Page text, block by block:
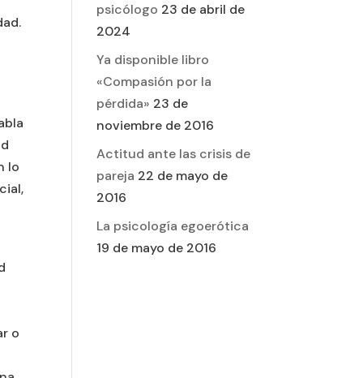
lo
o
psicólogo 23 de abril de
2024
Ya disponible libro
«Compasión por la
pérdida» 23 de
noviembre de 2016
Actitud ante las crisis de
pareja 22 de mayo de
2016
La psicología egoerótica
19 de mayo de 2016